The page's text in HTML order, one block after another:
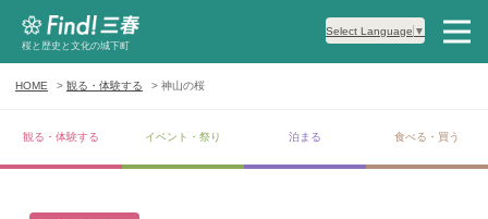
桜と歴史と文化の城下町
Select Language ▼
HOME 観る・体験する 神山の桜
観る・体験する イベント・祭り 泊まる 食べる・買う